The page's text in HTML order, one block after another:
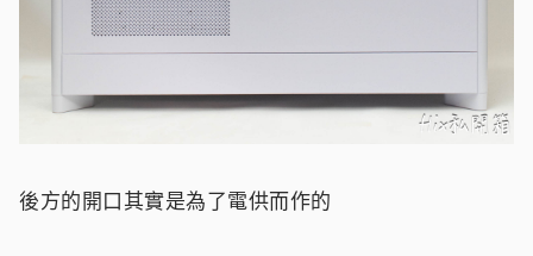
後方的開口其實是為了電供而作的